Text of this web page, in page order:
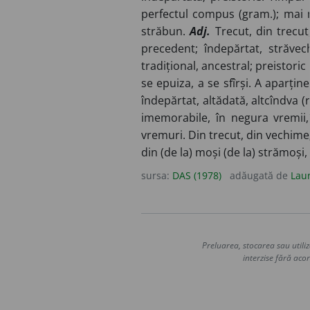
perfectul compus (gram.);
străbun.Adj. Trecut, din
precedent; îndepărtat,
tradițional, ancestral; preistoric
se epuiza, a se sfîrși. A
îndepărtat, altădată, altcîndva
imemorabile, în negura
vremuri. Din trecut, din
din (de la) moși (de la)
sursa: DAS (1978) adăugată de
Preluarea, stocarea sau
interzise fără